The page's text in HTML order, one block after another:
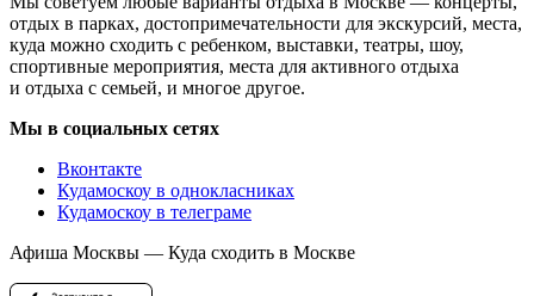
отдых в парках, достопримечательности для экскурсий, места,
куда можно сходить с ребенком, выставки, театры, шоу,
спортивные мероприятия, места для активного отдыха
и отдыха с семьей, и многое другое.
Мы в социальных сетях
Вконтакте
Кудамоскоу в однокласниках
Кудамоскоу в телеграме
Афиша Москвы — Куда сходить в Москве